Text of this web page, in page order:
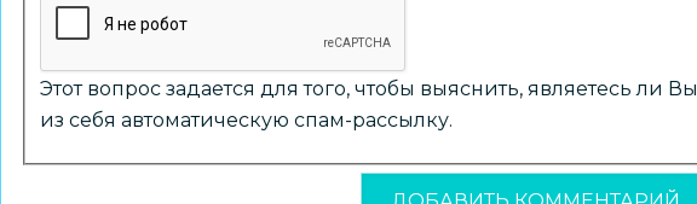
Этот вопрос задается для того, чтобы выяснить, являетесь ли
из себя автоматическую спам-рассылку.